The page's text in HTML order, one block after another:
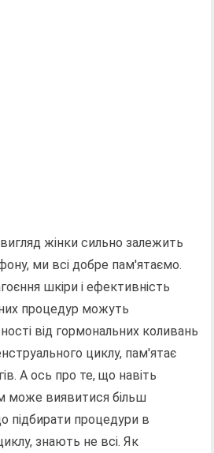
жінки сильно залежить
ми всі добре пам'ятаємо.
шкіри і ефективність
процедур можуть
від гормональних коливань
циклу, пам'ятає
А ось про те, що навіть
може виявитися більш
підбирати процедури в
знають не всі. Як